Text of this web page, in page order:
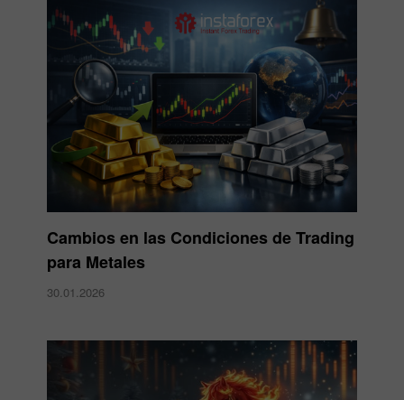
Cambios en las Condiciones de Trading
para Metales
30.01.2026